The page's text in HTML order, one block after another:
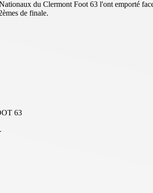
du Clermont Foot 63 l'ont emporté
de finale.
63